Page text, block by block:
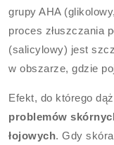
grupy AHA
proces złuszczania
(salicylowy) jest
w obszarze, gdzie
Efekt, do którego
problemów
łojowych. Gdy